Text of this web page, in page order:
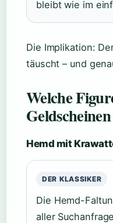
bleibt wie im
Die Implikation:
täuscht – und
Welche
Hemd mit
DER KLASSIKER
Die Hemd-
aller